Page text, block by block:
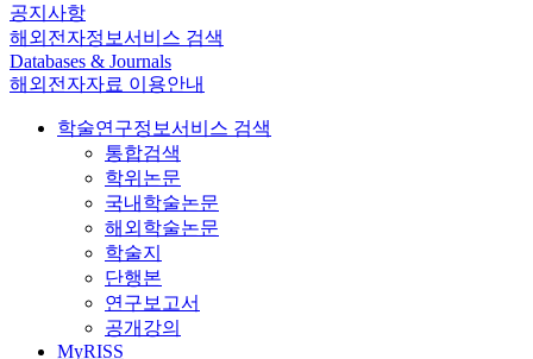
공지사항
해외전자정보서비스 검색
Databases & Journals
해외전자자료 이용안내
학술연구정보서비스 검색
통합검색
학위논문
국내학술논문
해외학술논문
학술지
단행본
연구보고서
공개강의
MyRISS